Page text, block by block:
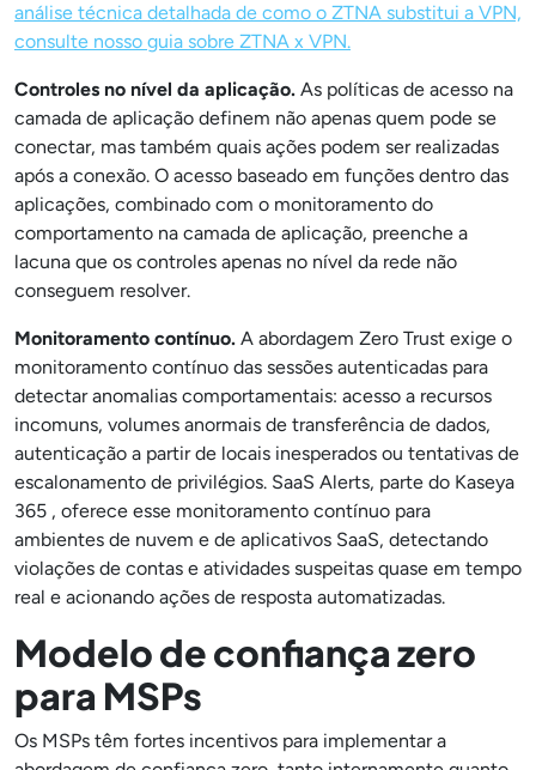
análise técnica detalhada de como o ZTNA substitui a VPN,
consulte nosso guia sobre ZTNA x VPN.
Controles no nível da aplicação. As políticas de acesso na
camada de aplicação definem não apenas quem pode se
conectar, mas também quais ações podem ser realizadas
após a conexão. O acesso baseado em funções dentro das
aplicações, combinado com o monitoramento do
comportamento na camada de aplicação, preenche a
lacuna que os controles apenas no nível da rede não
conseguem resolver.
Monitoramento contínuo. A abordagem Zero Trust exige o
monitoramento contínuo das sessões autenticadas para
detectar anomalias comportamentais: acesso a recursos
incomuns, volumes anormais de transferência de dados,
autenticação a partir de locais inesperados ou tentativas de
escalonamento de privilégios. SaaS Alerts, parte do Kaseya
365 , oferece esse monitoramento contínuo para
ambientes de nuvem e de aplicativos SaaS, detectando
violações de contas e atividades suspeitas quase em tempo
real e acionando ações de resposta automatizadas.
Modelo de confiança zero
para MSPs
Os MSPs têm fortes incentivos para implementar a